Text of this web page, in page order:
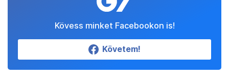
Kövess minket Facebookon is!
Követem!